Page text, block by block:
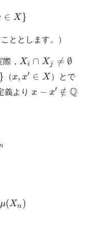
∈ X}
ととします。）
， X_i \cap
X_j \neq
\emptyset
Xi ∩ Xj 
= ∅
} （x,x'
\in
X
x, x′ ∈ X ）とで
義よりx - x' \notin
x − x′ ∈
/ Q
μ(Xn )